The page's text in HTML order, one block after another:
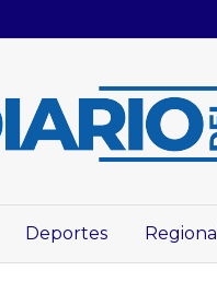
Deportes Regional